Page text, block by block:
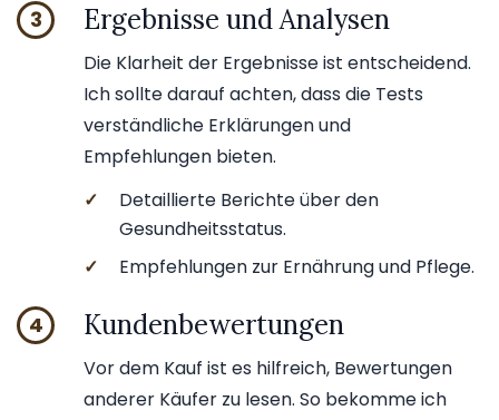
3 Ergebnisse und Analysen
Die Klarheit der Ergebnisse ist entscheidend.
Ich sollte darauf achten, dass die Tests
verständliche Erklärungen und
Empfehlungen bieten.
✓
Detaillierte Berichte über den
Gesundheitsstatus.
✓
Empfehlungen zur Ernährung und Pflege.
4 Kundenbewertungen
Vor dem Kauf ist es hilfreich, Bewertungen
anderer Käufer zu lesen. So bekomme ich